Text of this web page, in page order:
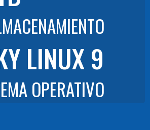
LINUX 9
OPERATIVO